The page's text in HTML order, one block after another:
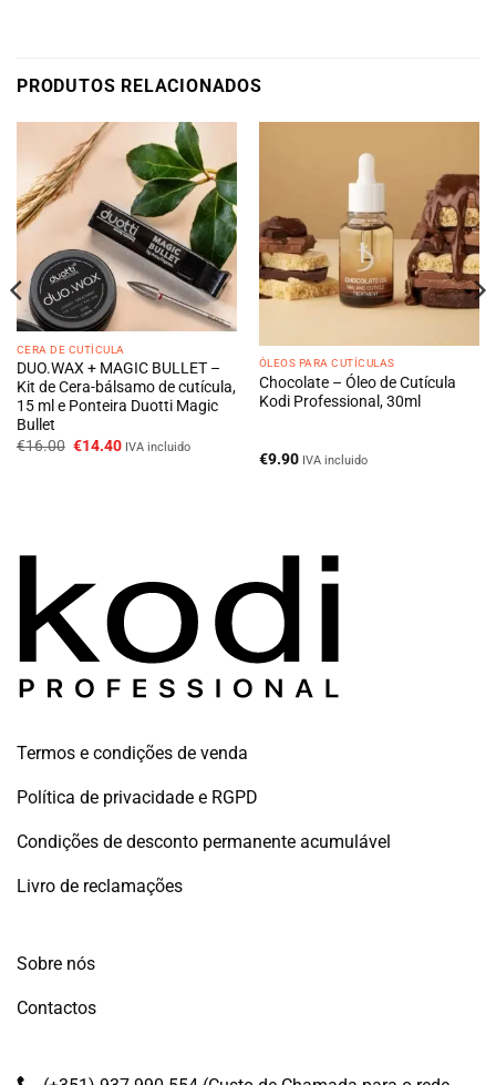
PRODUTOS RELACIONADOS
CERA DE CUTÍCULA
DUO.WAX + MAGIC BULLET –
Kit de Cera-bálsamo de cutícula,
15 ml e Ponteira Duotti Magic
Bullet
€16.00 O
€14.40OIVA incluido
ÓLEOS PARA CUTÍCULAS
Chocolate – Óleo de Cutícula
Kodi Professional, 30ml
€9.90 IVA incluido
Termos e condições de venda
Política de privacidade e RGPD
Condições de desconto permanente acumulável
Livro de reclamações
Sobre nós
Contactos